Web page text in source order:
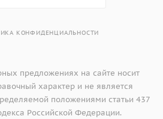
КОНФИДЕНЦИАЛЬНОСТИ
предложениях на сайте носит
характер и не является
положениями статьи 437
Российской Федерации.